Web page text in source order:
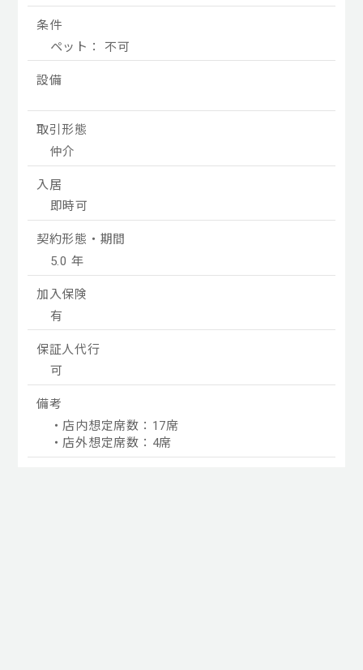
条件
ペット： 不可
設備
取引形態
仲介
入居
即時可
契約形態・期間
5.0 年
加入保険
有
保証人代行
可
備考
・店内想定席数：17席
・店外想定席数：4席